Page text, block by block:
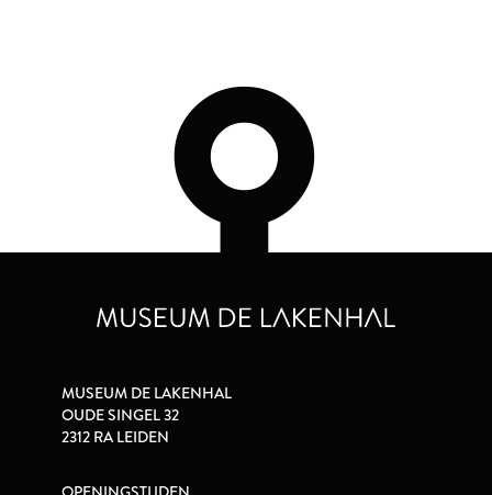
MUSEUM DE LAKENHAL
OUDE SINGEL 32
2312 RA LEIDEN